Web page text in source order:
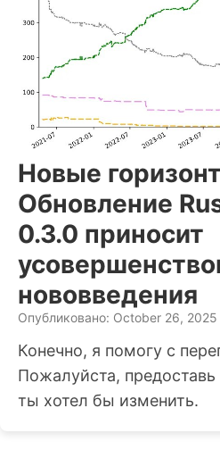
Новые
Обновление
0.3.0 приносит
нововведения
Опубликовано: October 26, 2025
Конечно, я помогу с
Пожалуйста,
ты хотел бы изменить.